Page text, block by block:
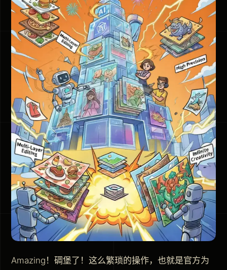
Amazing！碉堡了！这么繁琐的操作，也就是官方为